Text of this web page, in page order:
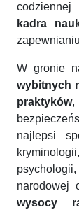
codziennej
kadra
W gronie
wybitnych
praktyków,
najlepsi
narodowej
wysocy